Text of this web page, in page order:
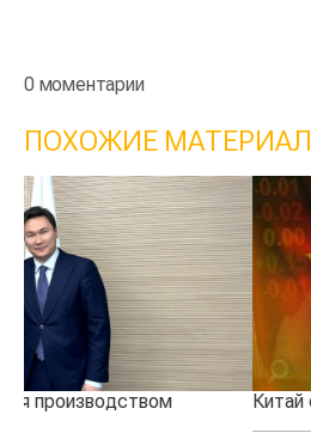
0 моментарии
ПОХОЖИЕ
Китай стал больше